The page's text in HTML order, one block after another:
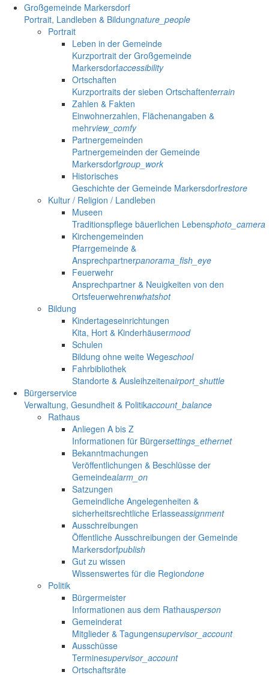
Großgemeinde Markersdorf
Portrait, Landleben & Bildungnature_people
Portrait
Leben in der Gemeinde
Kurzportrait der Großgemeinde
Markersdorfaccessibility
Ortschaften
Kurzportraits der sieben Ortschaftenterrain
Zahlen & Fakten
Einwohnerzahlen, Flächenangaben &
mehrview_comfy
Partnergemeinden
Partnergemeinden der Gemeinde
Markersdorfgroup_work
Historisches
Geschichte der Gemeinde Markersdorfrestore
Kultur / Religion / Landleben
Museen
Traditionspflege bäuerlichen Lebensphoto_camera
Kirchengemeinden
Pfarrgemeinde &
Ansprechpartnerpanorama_fish_eye
Feuerwehr
Ansprechpartner & Neuigkeiten von den
Ortsfeuerwehrenwhatshot
Bildung
Kindertageseinrichtungen
Kita, Hort & Kinderhäusermood
Schulen
Bildung ohne weite Wegeschool
Fahrbibliothek
Standorte & Ausleihzeitenairport_shuttle
Bürgerservice
Verwaltung, Gesundheit & Politikaccount_balance
Rathaus
Anliegen A bis Z
Informationen für Bürgersettings_ethernet
Bekanntmachungen
Veröffentlichungen & Beschlüsse der
Gemeindealarm_on
Satzungen
Gemeindliche Angelegenheiten &
sicherheitsrechtliche Erlasseassignment
Ausschreibungen
Öffentliche Ausschreibungen der Gemeinde
Markersdorfpublish
Gut zu wissen
Wissenswertes für die Regiondone
Politik
Bürgermeister
Informationen aus dem Rathausperson
Gemeinderat
Mitglieder & Tagungensupervisor_account
Ausschüsse
Terminesupervisor_account
Ortschaftsräte